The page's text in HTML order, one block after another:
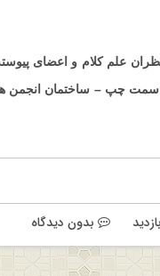
چپ – ساختمان انجمن
بدون دیدگاه